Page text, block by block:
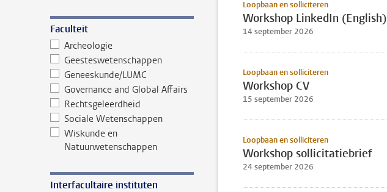
Faculteit
Archeologie
Geesteswetenschappen
Geneeskunde/LUMC
Governance and Global Affairs
Rechtsgeleerdheid
Sociale Wetenschappen
Wiskunde en
Natuurwetenschappen
Interfacultaire instituten
Loopbaan en solliciteren
Workshop LinkedIn (English)
14 september 2026
Loopbaan en solliciteren
Workshop CV
15 september 2026
Loopbaan en solliciteren
Workshop sollicitatiebrief
24 september 2026